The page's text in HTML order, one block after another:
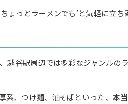
ょっとラーメンでも’と気軽に立ち
越谷駅周辺では多彩なジャンルの
、つけ麺、油そばといった、 本